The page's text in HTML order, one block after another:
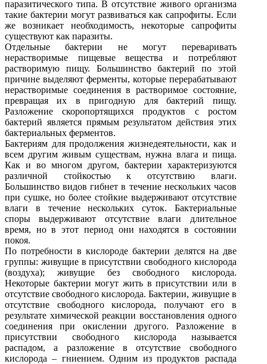
паразитического типа. В отсутствие живого организма
такие бактерии могут развиваться как сапрофиты. Если
же возникает необходимость, некоторые сапрофиты
существуют как паразиты.
Отдельные бактерии не могут переваривать
нерастворимые пищевые вещества и потребляют
растворимую пищу. Большинство бактерий по этой
причине выделяют ферменты, которые перерабатывают
нерастворимые соединения в растворимое состояние,
превращая их в пригодную для бактерий пищу.
Разложение скоропортящихся продуктов с ростом
бактерий является прямым результатом действия этих
бактериальных ферментов.
Бактериям для продолжения жизнедеятельности, как и
всем другим живым существам, нужна влага и пища.
Как и во многом другом, бактерии характеризуются
различной стойкостью к отсутствию влаги.
Большинство видов гибнет в течение нескольких часов
при сушке, но более стойкие выдерживают отсутствие
влаги в течение нескольких суток. Бактериальные
споры выдерживают отсутствие влаги длительное
время, но в этот период они находятся в состоянии
покоя.
По потребности в кислороде бактерии делятся на две
группы: живущие в присутствии свободного кислорода
(воздуха); живущие без свободного кислорода.
Некоторые бактерии могут жить в присутствии или в
отсутствие свободного кислорода. Бактерии, живущие в
отсутствие свободного кислорода, получают его в
результате химической реакции восстановления одного
соединения при окислении другого. Разложение в
присутствии свободного кислорода называется
распадом, а разложение в отсутствие свободного
кислорода – гниением. Одним из продуктов распада